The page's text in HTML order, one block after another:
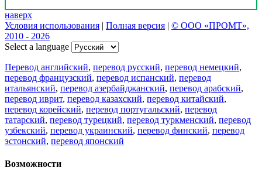
наверх
Условия использования | Полная версия | © ООО «ПРОМТ»,
2010 - 2026
Select a language
Перевод английский, перевод русский, перевод немецкий,
перевод французский, перевод испанский, перевод
итальянский, перевод азербайджанский, перевод арабский,
перевод иврит, перевод казахский, перевод китайский,
перевод корейский, перевод португальский, перевод
татарский, перевод турецкий, перевод туркменский, перевод
узбекский, перевод украинский, перевод финский, перевод
эстонский, перевод японский
Возможности